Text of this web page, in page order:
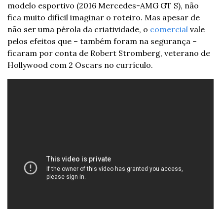
modelo esportivo (2016 Mercedes-AMG GT S), não
fica muito difícil imaginar o roteiro. Mas apesar de
não ser uma pérola da criatividade, o comercial vale
pelos efeitos que – também foram na segurança –
ficaram por conta de Robert Stromberg, veterano de
Hollywood com 2 Oscars no currículo.